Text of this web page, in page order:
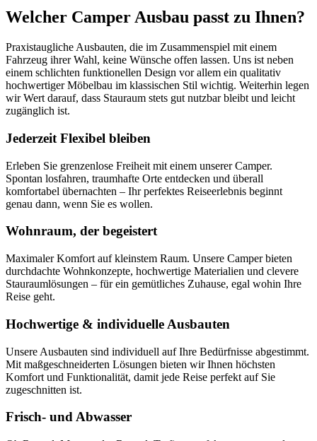
Welcher Camper Ausbau passt zu Ihnen?
Praxistaugliche Ausbauten, die im Zusammenspiel mit einem
Fahrzeug ihrer Wahl, keine Wünsche offen lassen. Uns ist neben
einem schlichten funktionellen Design vor allem ein qualitativ
hochwertiger Möbelbau im klassischen Stil wichtig. Weiterhin legen
wir Wert darauf, dass Stauraum stets gut nutzbar bleibt und leicht
zugänglich ist.
Jederzeit Flexibel bleiben
Erleben Sie grenzenlose Freiheit mit einem unserer Camper.
Spontan losfahren, traumhafte Orte entdecken und überall
komfortabel übernachten – Ihr perfektes Reiseerlebnis beginnt
genau dann, wenn Sie es wollen.
Wohnraum, der begeistert
Maximaler Komfort auf kleinstem Raum. Unsere Camper bieten
durchdachte Wohnkonzepte, hochwertige Materialien und clevere
Stauraumlösungen – für ein gemütliches Zuhause, egal wohin Ihre
Reise geht.
Hochwertige & individuelle Ausbauten
Unsere Ausbauten sind individuell auf Ihre Bedürfnisse abgestimmt.
Mit maßgeschneiderten Lösungen bieten wir Ihnen höchsten
Komfort und Funktionalität, damit jede Reise perfekt auf Sie
zugeschnitten ist.
Frisch- und Abwasser